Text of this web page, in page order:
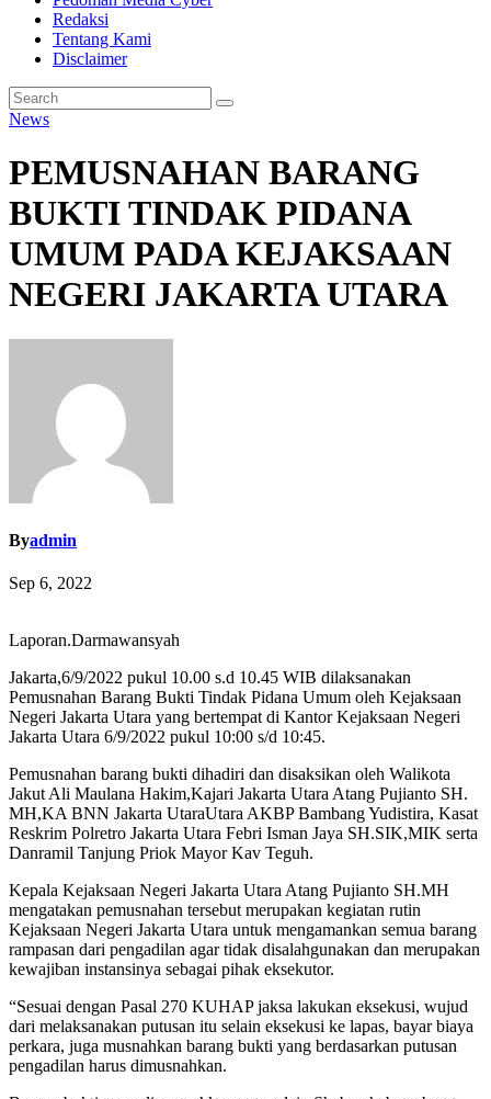
Redaksi
Tentang Kami
Disclaimer
News
PEMUSNAHAN BARANG
BUKTI TINDAK PIDANA
UMUM PADA KEJAKSAAN
NEGERI JAKARTA UTARA
Byadmin
Sep 6, 2022
Laporan.Darmawansyah
Jakarta,6/9/2022 pukul 10.00 s.d 10.45 WIB dilaksanakan
Pemusnahan Barang Bukti Tindak Pidana Umum oleh Kejaksaan
Negeri Jakarta Utara yang bertempat di Kantor Kejaksaan Negeri
Jakarta Utara 6/9/2022 pukul 10:00 s/d 10:45.
Pemusnahan barang bukti dihadiri dan disaksikan oleh Walikota
Jakut Ali Maulana Hakim,Kajari Jakarta Utara Atang Pujianto SH.
MH,KA BNN Jakarta UtaraUtara AKBP Bambang Yudistira, Kasat
Reskrim Polretro Jakarta Utara Febri Isman Jaya SH.SIK,MIK serta
Danramil Tanjung Priok Mayor Kav Teguh.
Kepala Kejaksaan Negeri Jakarta Utara Atang Pujianto SH.MH
mengatakan pemusnahan tersebut merupakan kegiatan rutin
Kejaksaan Negeri Jakarta Utara untuk mengamankan semua barang
rampasan dari pengadilan agar tidak disalahgunakan dan merupakan
kewajiban instansinya sebagai pihak eksekutor.
“Sesuai dengan Pasal 270 KUHAP jaksa lakukan eksekusi, wujud
dari melaksanakan putusan itu selain eksekusi ke lapas, bayar biaya
perkara, juga musnahkan barang bukti yang berdasarkan putusan
pengadilan harus dimusnahkan.